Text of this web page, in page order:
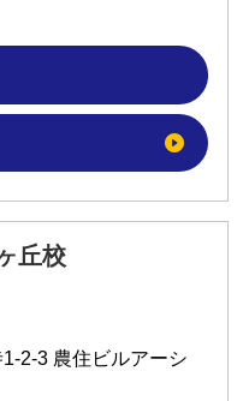
丘校
2-3 農住ビルアーシ